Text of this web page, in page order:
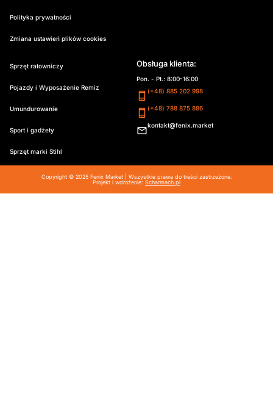
Polityka prywatności
Zmiana ustawień plików cookies
Sprzęt ratowniczy
Pojazdy i Wyposażenie Remiz
Umundurowanie
Sport i gadżety
Sprzęt marki Stihl
Obsługa klienta:
Pon. - Pt.: 8:00-16:00
(+48) 885 202 998
(+48) 788 875 886
kontakt@fenix.market
Copyright © 2025 Fenix Market | Wszystkie prawa do treści zastrzeżone.
Projekt i wdrożenie: Scharmach.pl